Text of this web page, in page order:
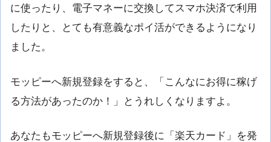
に使ったり、電子マネーに交換してスマホ決済で利用
したりと、とても有意義なポイ活ができるようになり
ました。
モッピーへ新規登録をすると、「こんなにお得に稼げ
る方法があったのか！」とうれしくなりますよ。
あなたもモッピーへ新規登録後に「楽天カード」を発